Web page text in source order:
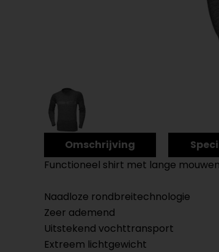
Omschrijving
Functioneel shirt met lange
Naadloze rondbreitechnologie
Zeer ademend
Uitstekend vochttransport
Extreem lichtgewicht